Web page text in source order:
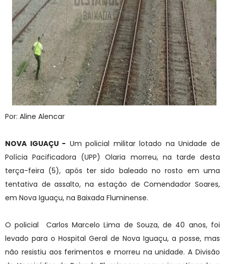
Por: Aline Alencar
NOVA IGUAÇU - Um policial militar lotado na Unidade de
Polícia Pacificadora (UPP) Olaria morreu, na tarde desta
terça-feira (5), após ter sido baleado no rosto em uma
tentativa de assalto, na estação de Comendador Soares,
em Nova Iguaçu, na Baixada Fluminense.
O policial Carlos Marcelo Lima de Souza, de 40 anos, foi
levado para o Hospital Geral de Nova Iguaçu, a posse, mas
não resistiu aos ferimentos e morreu na unidade. A Divisão